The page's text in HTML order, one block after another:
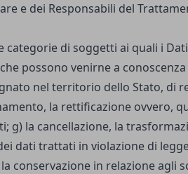
e dei Responsabili del
categorie di soggetti ai quali i
possono venirne a
nel territorio dello Stato, di
la rettificazione ovvero,
g) la cancellazione, la
dati trattati in violazione di
conservazione in relazione agli